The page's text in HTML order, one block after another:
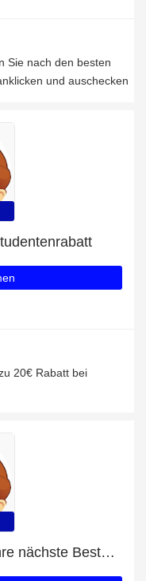
Sie nach den besten
und auschecken
20€ Rabatt bei
Zusätzliche 49% Rabatt für Ihre nächste Bestellung